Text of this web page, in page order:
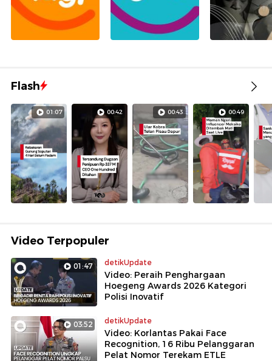
Flash
01:07 00:42 00:43 00:49
Video Terpopuler
01:47 detikUpdate
Video: Peraih Penghargaan
Hoegeng Awards 2026 Kategori
Polisi Inovatif
03:52 detikUpdate
Video: Korlantas Pakai Face
Recognition, 16 Ribu Pelanggaran
Pelat Nomor Terekam ETLE